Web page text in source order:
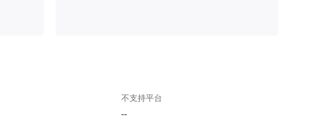
不支持平台
--